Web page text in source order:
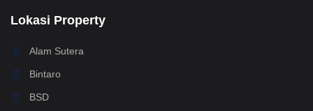
Lokasi Property
Alam Sutera
Bintaro
BSD